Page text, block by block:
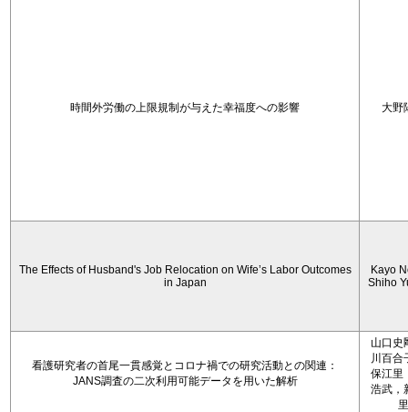
時間外労働の上限規制が与えた幸福度への影響 大野
The Effects of Husband's Job Relocation on Wife’s Labor Outcomes
in Japan
Kayo
Shiho
看護研究者の首尾一貫感覚とコロナ禍での研究活動との関連：
JANS調査の二次利用可能データを用いた解析
山口史
川百合
保江里
浩武，
里